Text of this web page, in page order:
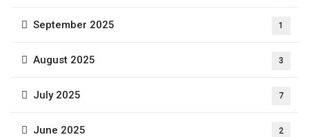
September 2025 1
August 2025 3
July 2025 7
June 2025 2